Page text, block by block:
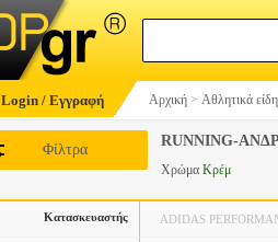
Login / Εγγραφή Αρχική > Αθλητικά είδη
RUNNING-
Φίλτρα
Χρώμα Κρέμ
Κατασκευαστής ADIDAS